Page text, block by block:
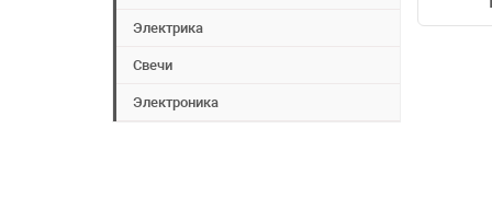
Электрика
Свечи
Электроника